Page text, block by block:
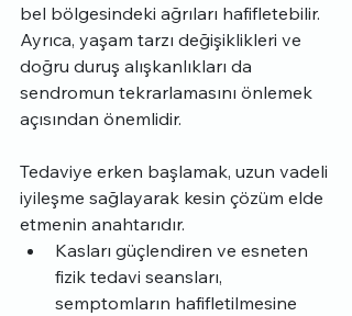
bel bölgesindeki ağrıları hafifletebilir.
Ayrıca, yaşam tarzı değişiklikleri ve
doğru duruş alışkanlıkları da
sendromun tekrarlamasını önlemek
açısından önemlidir.
Tedaviye erken başlamak, uzun vadeli
iyileşme sağlayarak kesin çözüm elde
etmenin anahtarıdır.
Kasları güçlendiren ve esneten
fizik tedavi seansları,
semptomların hafifletilmesine